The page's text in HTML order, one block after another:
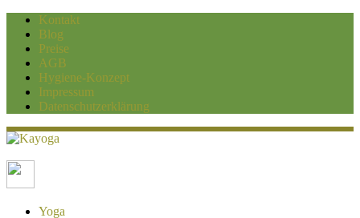
Kontakt
Blog
Preise
AGB
Hygiene-Konzept
Impressum
Datenschutzerklärung
Kayoga
Yoga und Personaltraining Duisburg
Yoga